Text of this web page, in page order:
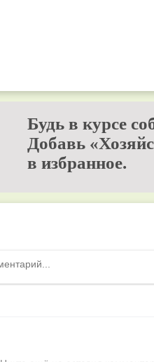
Будь в курсе
Добавь
в избранное.